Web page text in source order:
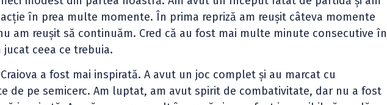
în prea multe momente. În prima repriză am reușit câteva momente
am reușit să continuăm. Cred că au fost mai multe minute consecutive în
jucat ceea ce trebuia.
a fost mai inspirată. A avut un joc complet și au marcat cu
de pe semicerc. Am luptat, am avut spirit de combativitate, dar nu a fost